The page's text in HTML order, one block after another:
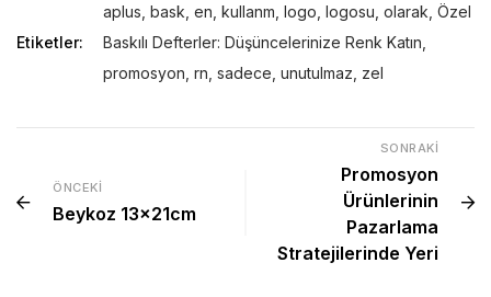
Etiketler:
aplus bask en kullanm logo logosu olarak Özel
Baskılı Defterler: Düşüncelerinize Renk Katın
promosyon rn sadece unutulmaz zel
ÖNCEKI
Beykoz 13x21cm
SONRAKI
Promosyon
Ürünlerinin
Pazarlama
Stratejilerinde Yeri